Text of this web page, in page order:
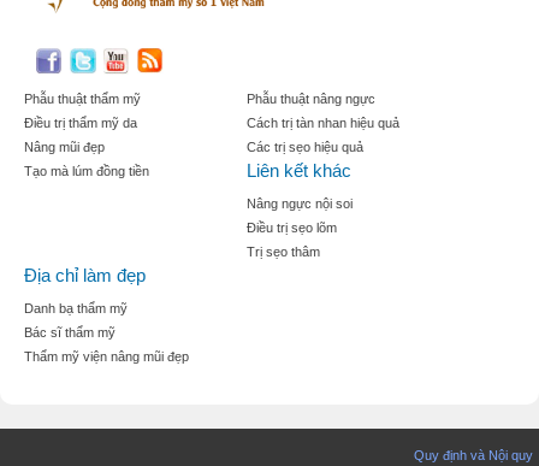
Phẫu thuật thẩm mỹ
Điều trị thẩm mỹ da
Nâng mũi đẹp
Tạo mà lúm đồng tiền
Phẫu thuật nâng ngực
Cách trị tàn nhan hiệu quả
Các trị sẹo hiệu quả
Liên kết khác
Nâng ngực nội soi
Điều trị sẹo lõm
Trị sẹo thâm
Địa chỉ làm đẹp
Danh bạ thẩm mỹ
Bác sĩ thẩm mỹ
Thẩm mỹ viện nâng mũi đẹp
Quy định và Nội quy